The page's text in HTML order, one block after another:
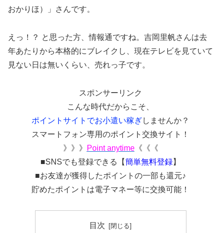
おかりほ）」さんです。
えっ！？ と思った方、情報通ですね。吉岡里帆さんは去
年あたりから本格的にブレイクし、現在テレビを見ていて
見ない日は無いくらい、売れっ子です。
スポンサーリンク
こんな時代だからこそ、
ポイントサイトでお小遣い稼ぎしませんか？
スマートフォン専用のポイント交換サイト！
》》》
Point anytime《《《
■SNSでも登録できる【簡単無料登録】
■お友達が獲得したポイントの一部も還元♪
貯めたポイントは電子マネー等に交換可能！
目次